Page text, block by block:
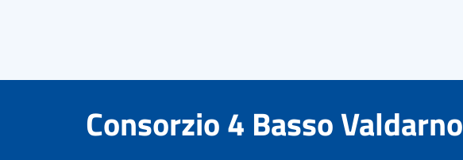
Consorzio 4 Basso Valdarno